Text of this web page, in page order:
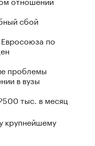
сбой
по
проблемы
в вузы
тыс. в месяц
крупнейшему